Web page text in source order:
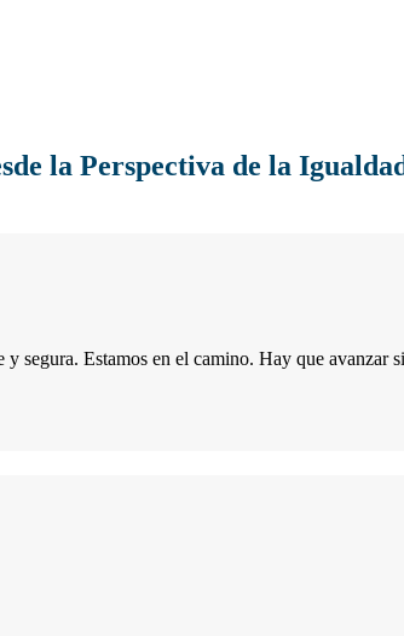
la Perspectiva de la
segura. Estamos en el camino. Hay que avanzar